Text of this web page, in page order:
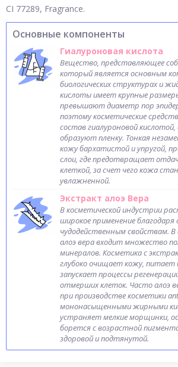
CI 77289, Fragrance.
Основные компоненты
Гиалуроновая кислота
Вещество, представляющее
который является основным
биологических структурах и
кислоты имеет крупные
превышают диаметр пор
поэтому косметические
состав гиалуроновой
образуют пленку. Тонкая
кожу бархатистой и упругой,
слои, где предотвращает
клеткой, за счет чего кожа
увлажненной.
Экстракт алоэ Вера
В косметической индустрии
широкое применение благодаря
чудодейственным свойствам.
алоэ вера входит множество
минералов. Косметика с
глубоко очищает кожу, питает
запускает процессы
отмерших клеток. Часто алоэ
при производстве косметики
мононасыщенными жирными
устраняет мелкие морщинки,
борется с возрастной
здоровой и подтянутой.